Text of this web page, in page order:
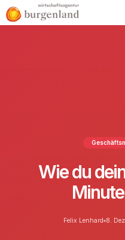
Wie du
Felix Lenhard 8.